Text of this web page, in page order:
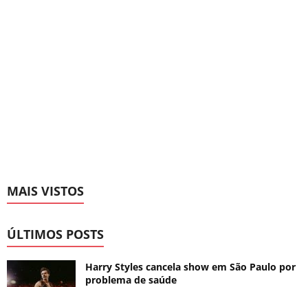
MAIS VISTOS
ÚLTIMOS POSTS
Harry Styles cancela show em São Paulo por
problema de saúde